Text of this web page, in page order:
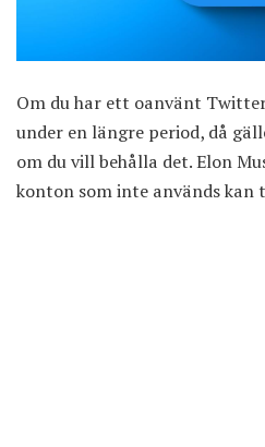
Om du har ett oanvänt
under en längre period, då
om du vill behålla det. Elon
konton som inte används kan